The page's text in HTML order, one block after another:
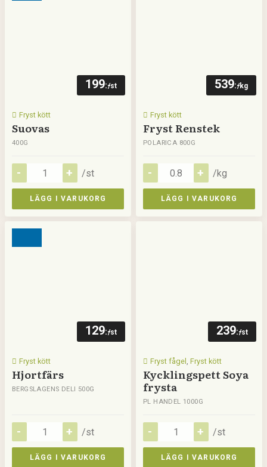
199:-/st
Fryst kött
Suovas
400G
/st
LÄGG I VARUKORG
539:-/kg
Fryst kött
Fryst Renstek
POLARICA 800G
/kg
LÄGG I VARUKORG
129:-/st
Fryst kött
Hjortfärs
BERGSLAGENS DELI 500G
/st
LÄGG I VARUKORG
239:-/st
Fryst fågel , Fryst kött
Kycklingspett Soya
frysta
PL HANDEL 1000G
/st
LÄGG I VARUKORG